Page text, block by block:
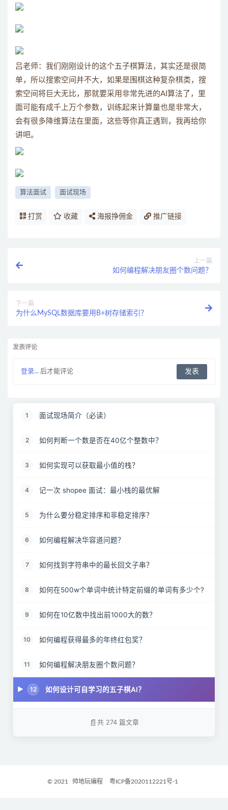
吕老师：我们刚刚设计的这个五子棋算法，其实还是很简
单，所以搜索空间并不大，如果是围棋这种复杂棋类，搜
索空间将巨大无比，那就要采用非常先进的AI算法了，里
面可能有成千上万个参数，训练起来计算量也是非常大，
会有很多降维算法在里面，这些等你真正遇到，我再给你
讲吧。
算法面试 面试现场
打赏 收藏 海报挣佣金 推广链接
上一篇
如何编程解决朋友圈个数问题？
下一篇
为什么MySQL数据库要用B+树存储索引？
发表评论
登录... 后才能评论
1 面试现场简介（必读）
2 如何判断一个数是否在40亿个整数中？
3 如何实现可以获取最小值的栈？
4 记一次 shopee 面试：最小栈的最优解
5 为什么要分稳定排序和非稳定排序？
6 如何编程解决华容道问题？
7 如何找到字符串中的最长回文子串？
8 如何在500w个单词中统计特定前缀的单词有多少个?
9 如何在10亿数中找出前1000大的数？
10 如何编程获得最多的年终红包奖？
11 如何编程解决朋友圈个数问题？
12 如何设计可自学习的五子棋AI？
共 274 篇文章
© 2021 帅地玩编程 粤ICP备2020112221号-1